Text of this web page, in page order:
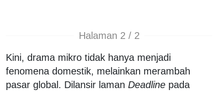
Halaman 2 / 2
Kini, drama mikro tidak hanya menjadi
fenomena domestik, melainkan merambah
pasar global. Dilansir laman Deadline pada